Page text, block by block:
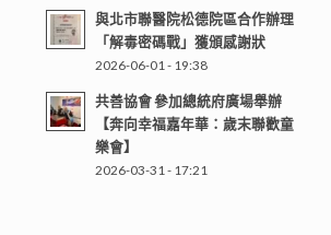
與北市聯醫院松德院區合作辦理
「解毒密碼戰」獲頒感謝狀
2026-06-01 - 19:38
共善協會 參加總統府廣場舉辦
【奔向幸福嘉年華：歲末聯歡童
樂會】
2026-03-31 - 17:21